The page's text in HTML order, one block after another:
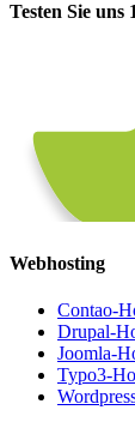
Testen Sie uns
Webhosting
Contao-
Drupal-
Joomla-
Typo3-